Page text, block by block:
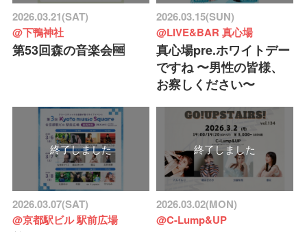
2026.03.21(SAT)
@下鴨神社
第53回森の音楽会🆓
2026.03.15(SUN)
@LIVE&BAR 真心場
真心場pre.ホワイトデー
ですね 〜男性の皆様、
お察しください〜
終了しました
2026.03.07(SAT)
@京都駅ビル 駅前広場
終了しました
2026.03.02(MON)
@C-Lump&UP